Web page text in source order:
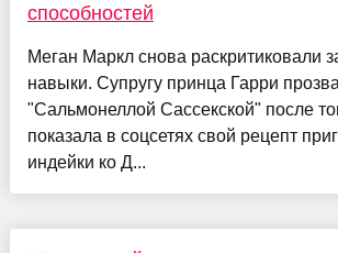
способностей
Меган Маркл снова раскритиковали
навыки. Супругу принца Гарри
"Сальмонеллой Сассекской" после
показала в соцсетях свой рецепт
индейки ко Д...